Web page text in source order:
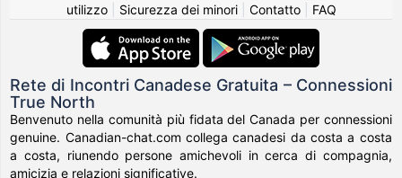
utilizzo| Sicurezza dei minori| Contatto| FAQ
Rete di Incontri Canadese Gratuita – Connessioni
True North
Benvenuto nella comunità più fidata del Canada per connessioni
genuine. Canadian-chat.com collega canadesi da costa a costa
a costa, riunendo persone amichevoli in cerca di compagnia,
amicizia e relazioni significative.